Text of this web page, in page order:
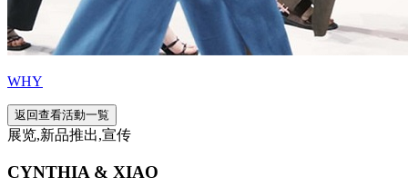
WHY
返回查看活動一覧
展览,新品推出,宣传
CYNTHIA & XIAO